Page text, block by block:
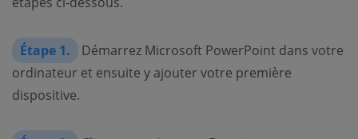
Étape 1.
Démarrez Microsoft PowerPoint dans votre
ordinateur et ensuite y ajouter votre première
dispositive.